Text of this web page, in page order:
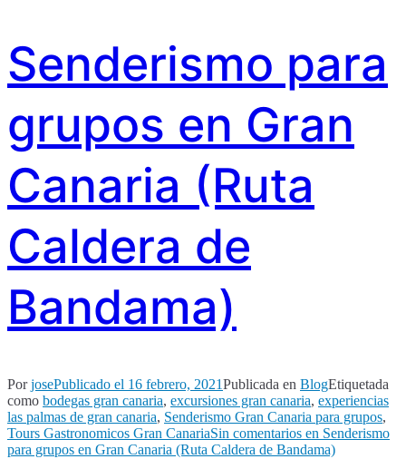
Senderismo para
grupos en Gran
Canaria (Ruta
Caldera de
Bandama)
PorjosePublicado el 16 febrero, 2021Publicada en BlogEtiquetada
como bodegas gran canaria, excursiones gran canaria, experiencias
las palmas de gran canaria, Senderismo Gran Canaria para grupos,
Tours Gastronomicos Gran CanariaSin comentarios en Senderismo
para grupos en Gran Canaria (Ruta Caldera de Bandama)